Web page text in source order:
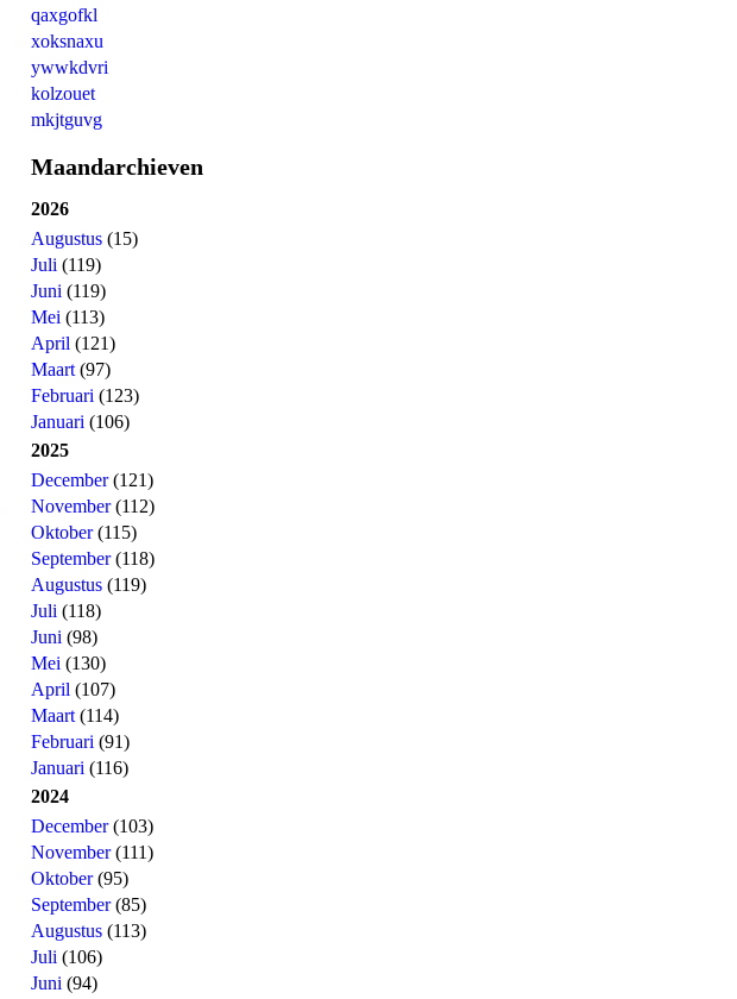
qaxgofkl
xoksnaxu
ywwkdvri
kolzouet
mkjtguvg
Maandarchieven
2026
Augustus (15)
Juli (119)
Juni (119)
Mei (113)
April (121)
Maart (97)
Februari (123)
Januari (106)
2025
December(121)
November(112)
Oktober(115)
September(118)
Augustus (119)
Juli (118)
Juni (98)
Mei (130)
April (107)
Maart (114)
Februari (91)
Januari (116)
2024
December(103)
November(111)
Oktober(95)
September(85)
Augustus (113)
Juli (106)
Juni (94)